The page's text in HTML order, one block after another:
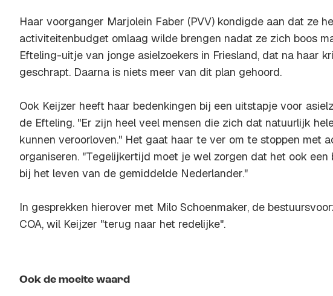
Haar voorganger Marjolein Faber (PVV) kondigde aan dat ze
activiteitenbudget omlaag wilde brengen nadat ze zich boos
Efteling-uitje van jonge asielzoekers in Friesland, dat na haar
geschrapt. Daarna is niets meer van dit plan gehoord.
Ook Keijzer heeft haar bedenkingen bij een uitstapje voor
de Efteling. "Er zijn heel veel mensen die zich dat natuurlijk
kunnen veroorloven." Het gaat haar te ver om te stoppen met
organiseren. "Tegelijkertijd moet je wel zorgen dat het ook een
bij het leven van de gemiddelde Nederlander."
In gesprekken hierover met Milo Schoenmaker, de
COA, wil Keijzer "terug naar het redelijke".
Ook de moeite waard